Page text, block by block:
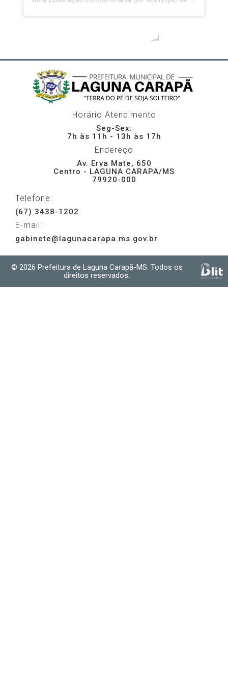
Horário Atendimento
Seg-Sex:
7h às 11h - 13h às 17h
Endereço
Av. Erva Mate, 650
Centro - LAGUNA CARAPA/MS
79920-000
Telefone:
(67) 3438-1202
E-mail:
gabinete@lagunacarapa.ms.gov.br
© 2026 Prefeitura de Laguna Carapã-MS. Todos os
direitos reservados.